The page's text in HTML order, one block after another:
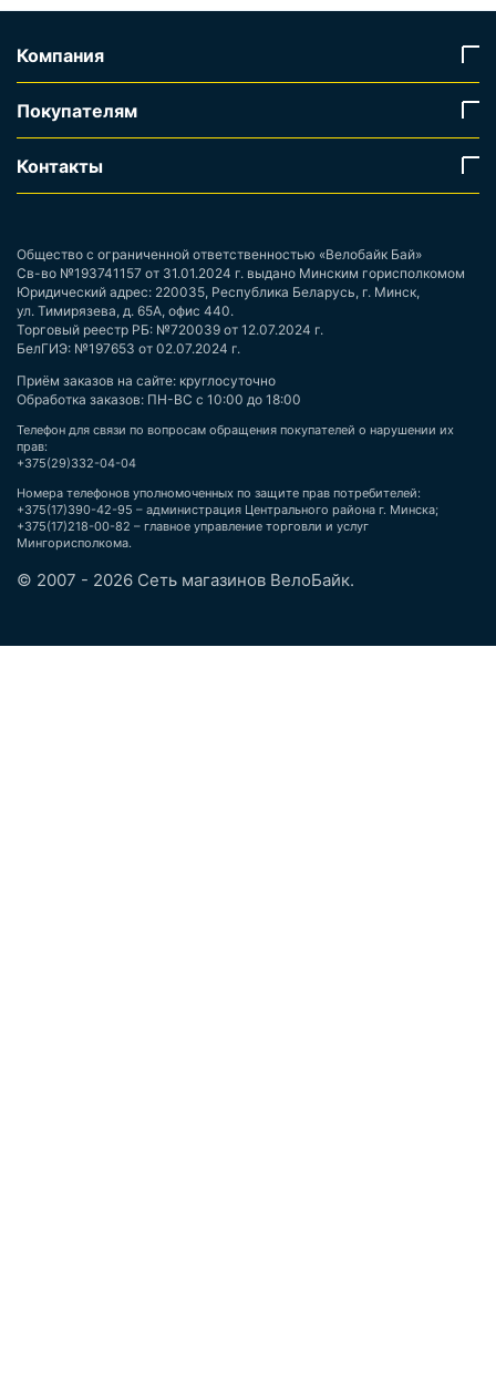
Компания
Покупателям
Контакты
Общество с ограниченной ответственностью «Велобайк Бай»
Св-во №193741157 от 31.01.2024 г. выдано Минским горисполкомом
Юридический адрес: 220035, Республика Беларусь, г. Минск,
ул. Тимирязева, д. 65А, офис 440.
Торговый реестр РБ: №720039 от 12.07.2024 г.
БелГИЭ: №197653 от 02.07.2024 г.
Приём заказов на сайте: круглосуточно
Обработка заказов: ПН-ВС с 10:00 до 18:00
Телефон для связи по вопросам обращения покупателей о нарушении их
прав:
+375(29)332-04-04
Номера телефонов уполномоченных по защите прав потребителей:
+375(17)390-42-95 – администрация Центрального района г. Минска;
+375(17)218-00-82 – главное управление торговли и услуг
Мингорисполкома.
© 2007 - 2026 Сеть магазинов ВелоБайк.